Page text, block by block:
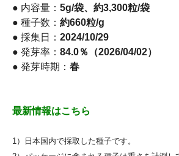
● 内容量： 5g/袋、約3,300粒/袋
● 種子数： 約660粒/g
● 採集日： 2024/10/29
● 発芽率： 84.0％（2026/04/02）
● 発芽時期： 春
最新情報はこちら
1）日本国内で採取した種子です。